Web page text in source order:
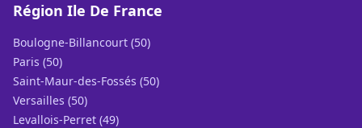
Région Ile De France
Boulogne-Billancourt (50)
Paris (50)
Saint-Maur-des-Fossés (50)
Versailles (50)
Levallois-Perret (49)